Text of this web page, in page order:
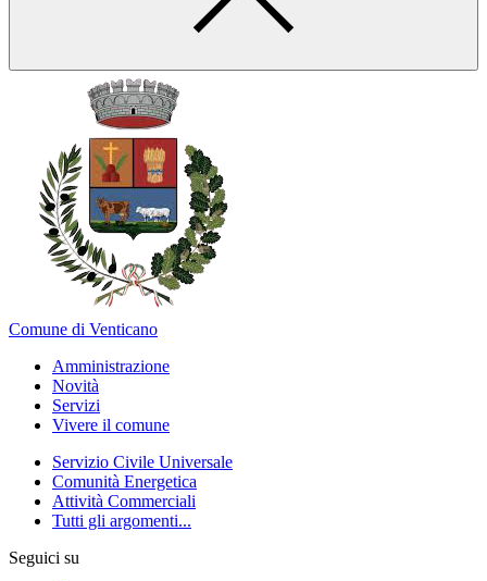
Comune di Venticano
Amministrazione
Novità
Servizi
Vivere il comune
Servizio Civile Universale
Comunità Energetica
Attività Commerciali
Tutti gli argomenti...
Seguici su